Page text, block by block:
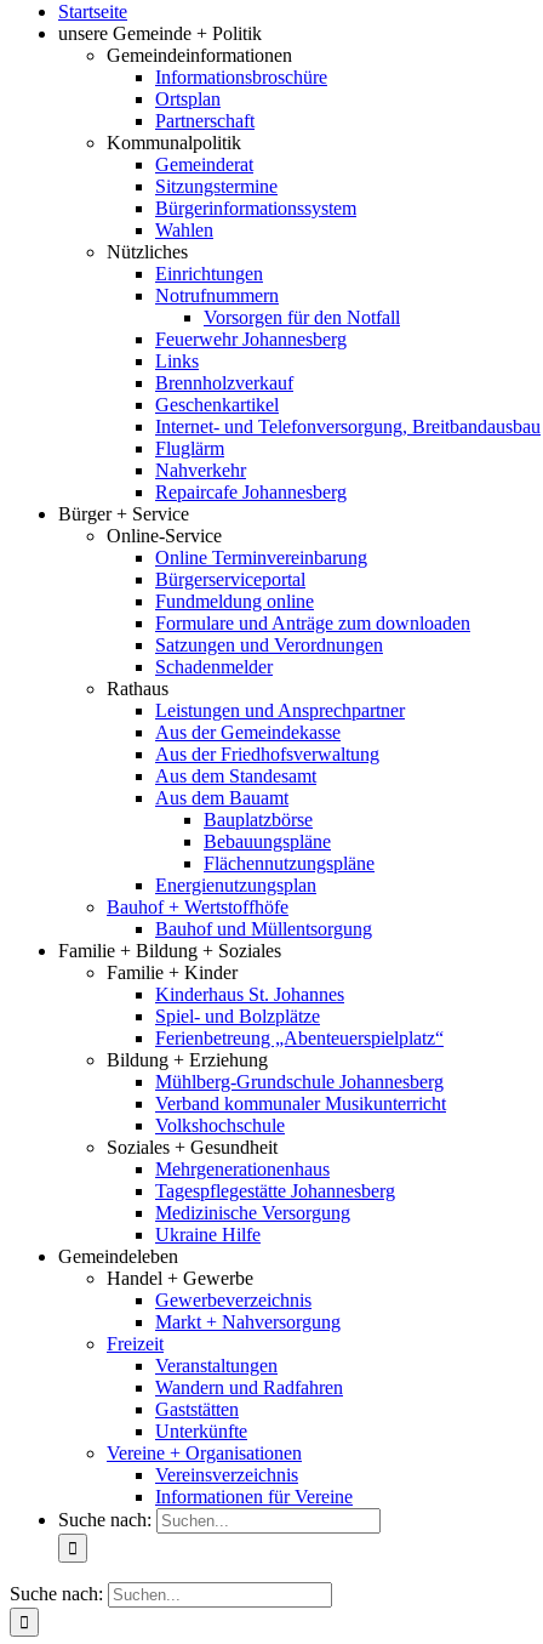
Startseite
unsere Gemeinde + Politik
Gemeindeinformationen
Informationsbroschüre
Ortsplan
Partnerschaft
Kommunalpolitik
Gemeinderat
Sitzungstermine
Bürgerinformationssystem
Wahlen
Nützliches
Einrichtungen
Notrufnummern
Vorsorgen für den Notfall
Feuerwehr Johannesberg
Links
Brennholzverkauf
Geschenkartikel
Internet- und Telefonversorgung, Breitbandausbau
Fluglärm
Nahverkehr
Repaircafe Johannesberg
Bürger + Service
Online-Service
Online Terminvereinbarung
Bürgerserviceportal
Fundmeldung online
Formulare und Anträge zum downloaden
Satzungen und Verordnungen
Schadenmelder
Rathaus
Leistungen und Ansprechpartner
Aus der Gemeindekasse
Aus der Friedhofsverwaltung
Aus dem Standesamt
Aus dem Bauamt
Bauplatzbörse
Bebauungspläne
Flächennutzungspläne
Energienutzungsplan
Bauhof + Wertstoffhöfe
Bauhof und Müllentsorgung
Familie + Bildung + Soziales
Familie + Kinder
Kinderhaus St. Johannes
Spiel- und Bolzplätze
Ferienbetreung „Abenteuerspielplatz“
Bildung + Erziehung
Mühlberg-Grundschule Johannesberg
Verband kommunaler Musikunterricht
Volkshochschule
Soziales + Gesundheit
Mehrgenerationenhaus
Tagespflegestätte Johannesberg
Medizinische Versorgung
Ukraine Hilfe
Gemeindeleben
Handel + Gewerbe
Gewerbeverzeichnis
Markt + Nahversorgung
Freizeit
Veranstaltungen
Wandern und Radfahren
Gaststätten
Unterkünfte
Vereine + Organisationen
Vereinsverzeichnis
Informationen für Vereine
Suche nach:
Suche nach: